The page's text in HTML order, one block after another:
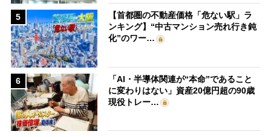
5
【首都圏の不動産価格「危ない駅」ラ
ンキング】“中古マンション売れ行き鈍
化”のワー…
6
「AI・半導体関連が“本命”であること
に変わりはない」資産20億円超の90歳
現役トレー…